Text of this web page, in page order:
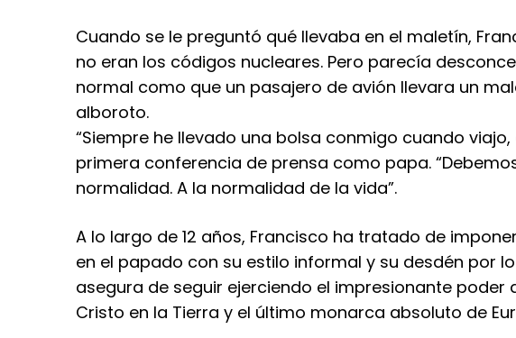
Cuando se le preguntó qué llevaba en el maletín,
no eran los códigos nucleares. Pero parecía
normal como que un pasajero de avión llevara un
alboroto.
“Siempre he llevado una bolsa conmigo cuando viajo,
primera conferencia de prensa como papa.
normalidad. A la normalidad de la vida”.
A lo largo de 12 años, Francisco ha tratado de
en el papado con su estilo informal y su desdén por
asegura de seguir ejerciendo el impresionante poder
Cristo en la Tierra y el último monarca absoluto de